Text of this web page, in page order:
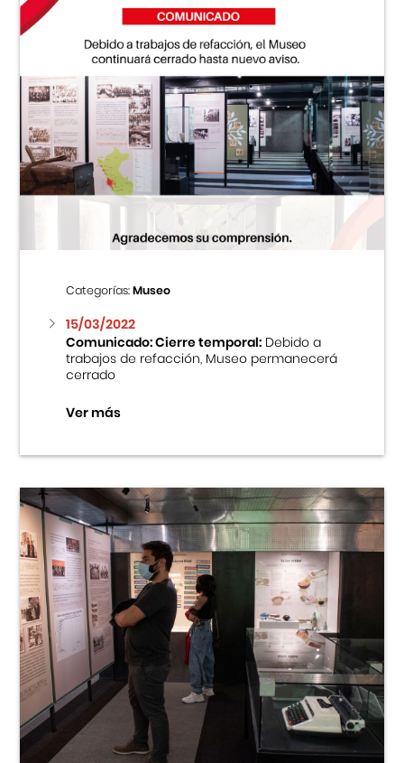
Categorías:Museo
15/03/2022
Comunicado: Cierre temporal:Debido a
trabajos de refacción, Museo permanecerá
cerrado
Ver más